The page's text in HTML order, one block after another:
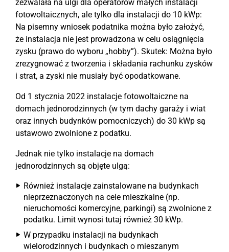
zezwalała na ulgi dla operatorów małych instalacji
fotowoltaicznych, ale tylko dla instalacji do 10 kWp:
Na pisemny wniosek podatnika można było założyć,
że instalacja nie jest prowadzona w celu osiągnięcia
zysku (prawo do wyboru „hobby”). Skutek: Można było
zrezygnować z tworzenia i składania rachunku zysków
i strat, a zyski nie musiały być opodatkowane.
Od 1 stycznia 2022 instalacje fotowoltaiczne na
domach jednorodzinnych (w tym dachy garaży i wiat
oraz innych budynków pomocniczych) do 30 kWp są
ustawowo zwolnione z podatku.
Jednak nie tylko instalacje na domach
jednorodzinnych są objęte ulgą:
Również instalacje zainstalowane na budynkach
nieprzeznaczonych na cele mieszkalne (np.
nieruchomości komercyjne, parkingi) są zwolnione z
podatku. Limit wynosi tutaj również 30 kWp.
W przypadku instalacji na budynkach
wielorodzinnych i budynkach o mieszanym